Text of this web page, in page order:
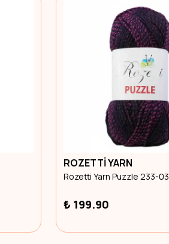
ROZETTİ YARN
Rozetti Yarn Puzzle 233-03
₺ 199.90